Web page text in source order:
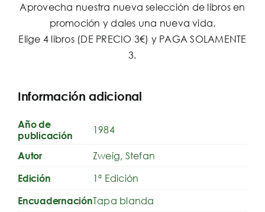
Aprovecha nuestra nueva selección de libros en
promoción y dales una nueva vida.
Elige 4 libros (DE PRECIO 3€) y PAGA SOLAMENTE
3.
Información adicional
Año de
publicación
1984
Autor Zweig, Stefan
Edición 1ª Edición
EncuadernaciónTapa blanda